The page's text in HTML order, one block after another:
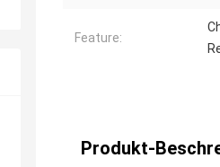
Feature:
Produkt-